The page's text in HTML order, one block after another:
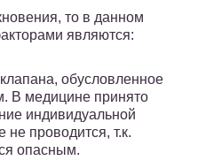
то в данном
являются:
обусловленное
В медицине принято
индивидуальной
проводится, т.к.
опасным.